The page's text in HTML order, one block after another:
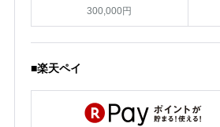
300,000円
■楽天ペイ